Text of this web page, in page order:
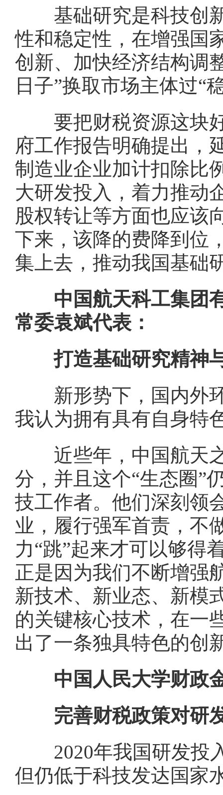
基础研究是科技创新
性和稳定性，在增强国
创新、加快经济结构调
日子”换取市场主体过“
要把财税资源这块好
府工作报告明确提出，
制造业企业加计扣除比
大研发投入，着力推动
股权转让等方面也应该
下来，该降的费降到位
集上去，推动我国基础
中国航天科工集团有
常委袁斌代表：
打造基础研究精神
新形势下，国内外环
我认为拥有具有自身特
近些年，中国航天之
分，并且这个“生态圈”
技工作者。他们深刻领
业，履行强军首责，不
力“跳”起来才可以够得
正是因为我们不断增强
新技术、新业态、新模
的关键核心技术，在一
出了一条独具特色的创
中国人民大学财政
完善财税政策对研
2020年我国研发投入
但仍低于科技发达国家